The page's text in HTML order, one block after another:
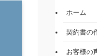
ホーム
契約書の
お客様の